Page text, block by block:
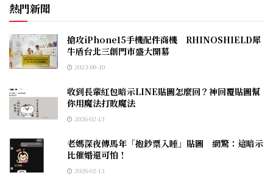
熱門新聞
搶攻iPhone15手機配件商機 RHINOSHIELD犀
牛盾台北三創門市盛大開幕
2023-09-10
收到長輩紅包暗示LINE貼圖怎麼回？神回覆貼圖幫
你用魔法打敗魔法
2026-02-13
老媽深夜傳馬年「抱鈔票入睡」貼圖 網驚：這暗示
比催婚還可怕！
2026-02-13